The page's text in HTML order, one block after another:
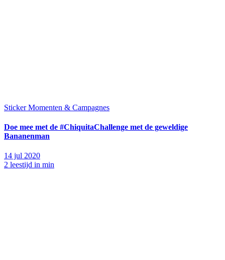
Sticker Momenten & Campagnes
Doe mee met de #ChiquitaChallenge met de geweldige
Bananenman
14 jul 2020
2 leestijd in min